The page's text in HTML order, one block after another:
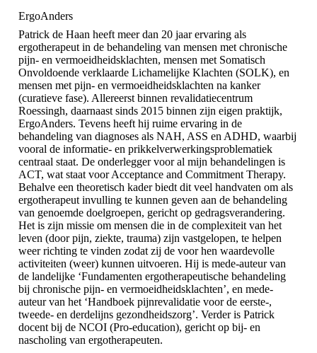
ErgoAnders
Patrick de Haan heeft meer dan 20 jaar ervaring als
ergotherapeut in de behandeling van mensen met chronische
pijn- en vermoeidheidsklachten, mensen met Somatisch
Onvoldoende verklaarde Lichamelijke Klachten (SOLK), en
mensen met pijn- en vermoeidheidsklachten na kanker
(curatieve fase). Allereerst binnen revalidatiecentrum
Roessingh, daarnaast sinds 2015 binnen zijn eigen praktijk,
ErgoAnders. Tevens heeft hij ruime ervaring in de
behandeling van diagnoses als NAH, ASS en ADHD, waarbij
vooral de informatie- en prikkelverwerkingsproblematiek
centraal staat. De onderlegger voor al mijn behandelingen is
ACT, wat staat voor Acceptance and Commitment Therapy.
Behalve een theoretisch kader biedt dit veel handvaten om als
ergotherapeut invulling te kunnen geven aan de behandeling
van genoemde doelgroepen, gericht op gedragsverandering.
Het is zijn missie om mensen die in de complexiteit van het
leven (door pijn, ziekte, trauma) zijn vastgelopen, te helpen
weer richting te vinden zodat zij de voor hen waardevolle
activiteiten (weer) kunnen uitvoeren. Hij is mede-auteur van
de landelijke ‘Fundamenten ergotherapeutische behandeling
bij chronische pijn- en vermoeidheidsklachten’, en mede-
auteur van het ‘Handboek pijnrevalidatie voor de eerste-,
tweede- en derdelijns gezondheidszorg’. Verder is Patrick
docent bij de NCOI (Pro-education), gericht op bij- en
nascholing van ergotherapeuten.